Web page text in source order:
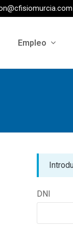
Empleo
DNI